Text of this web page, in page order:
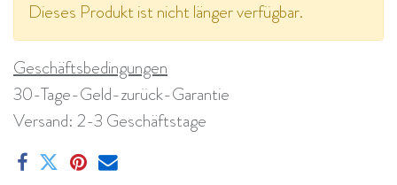
Dieses Produkt ist nicht länger verfügbar.
Geschäftsbedingungen
30-Tage-Geld-zurück-Garantie
Versand: 2-3 Geschäftstage